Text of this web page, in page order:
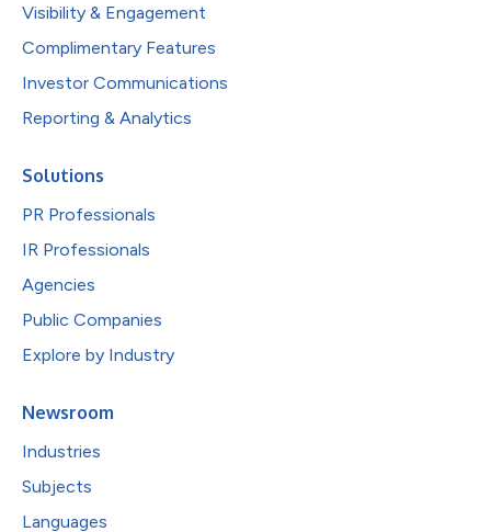
Visibility & Engagement
Complimentary Features
Investor Communications
Reporting & Analytics
Solutions
PR Professionals
IR Professionals
Agencies
Public Companies
Explore by Industry
Newsroom
Industries
Subjects
Languages